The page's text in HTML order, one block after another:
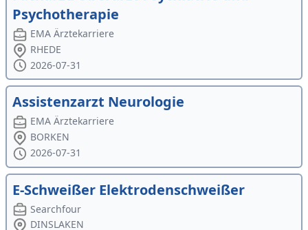
Psychotherapie
EMA Ärztekarriere
RHEDE
2026-07-31
Assistenzarzt Neurologie
EMA Ärztekarriere
BORKEN
2026-07-31
E-Schweißer Elektrodenschweißer
Searchfour
DINSLAKEN